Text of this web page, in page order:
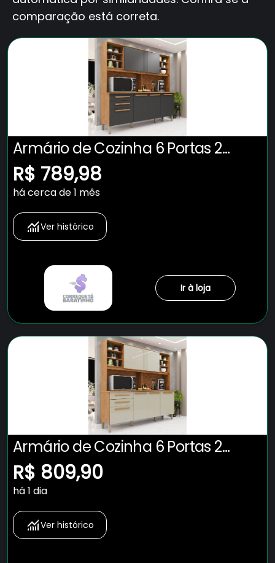
comparação está correta.
Armário de Cozinha 6 Portas 2
Gavetas Adelle Yescasa
R$ 789,98
há cerca de 1 mês
Ver histórico
Ir à loja
Armário de Cozinha 6 Portas 2
Gavetas Adelle Yescasa
R$ 809,90
há 1 dia
Ver histórico